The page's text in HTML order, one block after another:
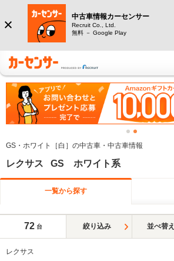
中古車情報カーセンサー
Recruit Co., Ltd.
無料 － Google Play
GS・ホワイト［白］の中古車・中古車情報
レクサス GS ホワイト系
一覧から探す
72 台 絞り込み 並べ替え
レクサス